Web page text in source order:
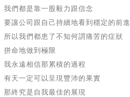
我們都是靠一股毅力跟信念
要讓公司跟自己持續地看到穩定的前進
所以我們都患了不知何謂痛苦的症狀
拼命地做到極限
我永遠相信那累積的過程
有天一定可以呈現豐沛的果實
那終究是自我最佳的展現